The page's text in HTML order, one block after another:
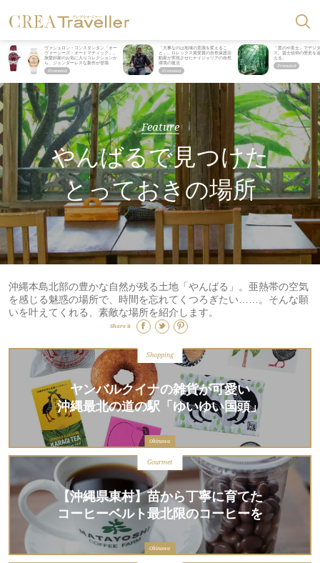
ヴァシュロン・コンスタンタン「オー
ヴァーシーズ・オートマティック」。
旅愛好家のお気に入りコレクションか
ら、ジェンダーレスな新作が登場
「大事なのは地域の意識を変えるこ
と」。ロレックス賞受賞の自然保護活
動家が実現させたナイジェリアの自然
環境の復活
「星のや富士」でデジ
ス。冨士信仰の歴史を
える。
Feature
やんばるで見つけた
とっておきの場所
沖縄本島北部の豊かな自然が残る土地「やんばる」。亜熱帯の空気
を感じる魅惑の場所で、時間を忘れてくつろぎたい……。そんな願
いを叶えてくれる、素敵な場所を紹介します。
Share it
ヤンバルクイナの雑貨が可愛い
沖縄最北の道の駅「ゆいゆい国頭」
Shopping
Okinawa
【沖縄県東村】苗から丁寧に育てた
コーヒーベルト最北限のコーヒーを
Gourmet
Okinawa